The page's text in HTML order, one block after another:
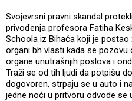
Svojevrsni pravni skandal
privođenja profesora Fatiha
Schoola iz Bihaća koji je
organi bh vlasti kada se
organe unutrašnjih poslova i
Traži se od tih ljudi da potpišu
dogovoren, strpaju se u auto i
jedne noći u pritvoru odvode se